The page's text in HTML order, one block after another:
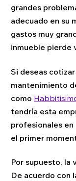
grandes
adecuado en su
gastos muy
inmueble pierde
Si deseas
mantenimiento
como
tendría esta
profesionales
el primer
Por supuesto, la
De acuerdo con